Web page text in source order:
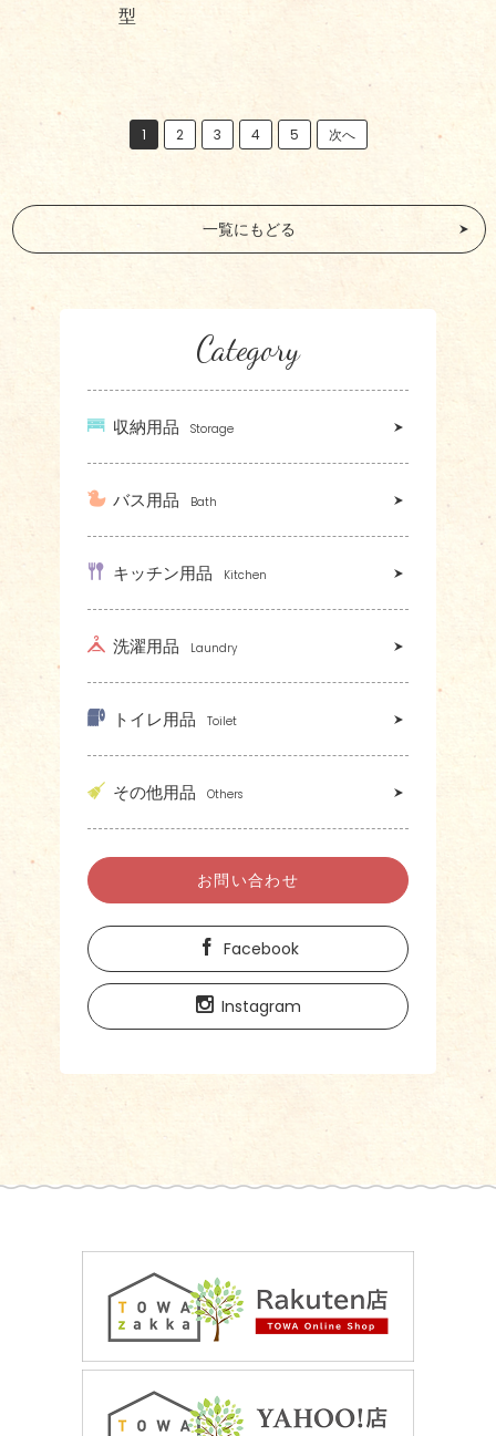
型
1 2 3 4 5 次へ
一覧にもどる
Category
収納用品 Storage
バス用品 Bath
キッチン用品 Kitchen
洗濯用品 Laundry
トイレ用品 Toilet
その他用品 Others
お問い合わせ
Facebook
Instagram